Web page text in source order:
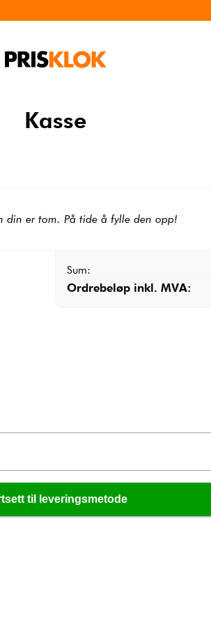
Kasse
din er tom. På tide å fylle den opp!
Sum:
Ordrebeløp inkl. MVA:
til leveringsmetode